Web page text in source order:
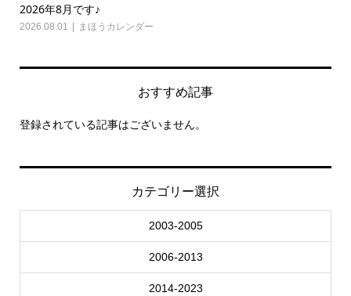
2026年8月です♪
2026.08.01 まほうカレンダー
おすすめ記事
登録されている記事はございません。
カテゴリー選択
2003-2005
2006-2013
2014-2023